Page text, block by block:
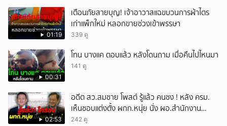
01:19
เตือนภัยสายบุญ! เจ้าอาวาสแฉขบวนการผ้าไตร
เก่าแพ็กใหม่ หลอกขายช่วงเข้าพรรษา
339 ดู
00:31
โทน บางแค ตอบแล้ว หลังโดนถาม เมื่อคืนไปไหนมา
141 ดู
02:53
อดีต สว.สมชาย โพสต์ รู้แล้ว คนชง ! หลัง ครม.
เห็นชอบแต่งตั้ง ผกก.หนุ่ย นั่ง ผอ.สำนักงาน
ป.ย.ป.
242 ดู